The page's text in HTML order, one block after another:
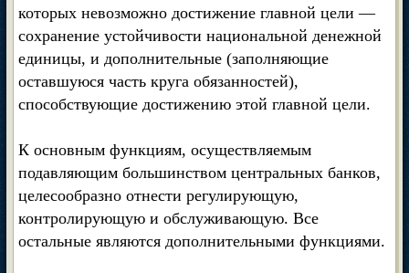
которых невозможно достижение главной цели —
сохранение устойчивости национальной денежной
единицы, и дополнительные (заполняющие
оставшуюся часть круга обязанностей),
способствующие достижению этой главной цели.
К основным функциям, осуществляемым
подавляющим большинством центральных банков,
целесообразно отнести регулирующую,
контролирующую и обслуживающую. Все
остальные являются дополнительными функциями.